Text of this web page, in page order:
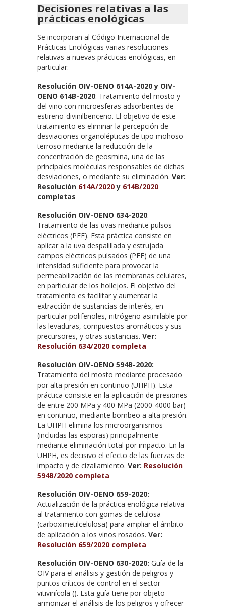
Decisiones relativas a las
prácticas enológicas
Se incorporan al Código Internacional de
Prácticas Enológicas varias resoluciones
relativas a nuevas prácticas enológicas, en
particular:
Resolución OIV-OENO 614A-2020 y OIV-
OENO 614B-2020: Tratamiento del mosto y
del vino con microesferas adsorbentes de
estireno-divinilbenceno. El objetivo de este
tratamiento es eliminar la percepción de
desviaciones organolépticas de tipo mohoso-
terroso mediante la reducción de la
concentración de geosmina, una de las
principales moléculas responsables de dichas
desviaciones, o mediante su eliminación. Ver:
Resolución 614A/2020y 614B/2020
completas
Resolución OIV-OENO 634-2020:
Tratamiento de las uvas mediante pulsos
eléctricos (PEF). Esta práctica consiste en
aplicar a la uva despalillada y estrujada
campos eléctricos pulsados (PEF) de una
intensidad suficiente para provocar la
permeabilización de las membranas celulares,
en particular de los hollejos. El objetivo del
tratamiento es facilitar y aumentar la
extracción de sustancias de interés, en
particular polifenoles, nitrógeno asimilable por
las levaduras, compuestos aromáticos y sus
precursores, y otras sustancias. Ver:
Resolución 634/2020 completa
Resolución OIV-OENO 594B-2020:
Tratamiento del mosto mediante procesado
por alta presión en continuo (UHPH). Esta
práctica consiste en la aplicación de presiones
de entre 200 MPa y 400 MPa (2000-4000 bar)
en continuo, mediante bombeo a alta presión.
La UHPH elimina los microorganismos
(incluidas las esporas) principalmente
mediante eliminación total por impacto. En la
UHPH, es decisivo el efecto de las fuerzas de
impacto y de cizallamiento. Ver: Resolución
594B/2020 completa
Resolución OIV-OENO 659-2020:
Actualización de la práctica enológica relativa
al tratamiento con gomas de celulosa
(carboximetilcelulosa) para ampliar el ámbito
de aplicación a los vinos rosados. Ver:
Resolución 659/2020 completa
Resolución OIV-OENO 630-2020: Guía de la
OIV para el análisis y gestión de peligros y
puntos críticos de control en el sector
vitivinícola (). Esta guía tiene por objeto
armonizar el análisis de los peligros y ofrecer